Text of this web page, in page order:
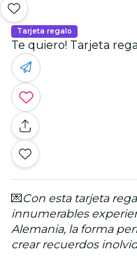
Tarjeta regalo
Te quiero! Tarjeta
💌Con esta tarjeta
innumerables
Alemania, la forma
crear recuerdos